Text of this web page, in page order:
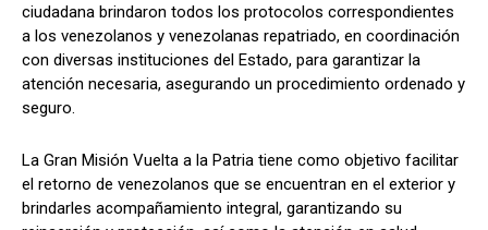
ciudadana brindaron todos los protocolos correspondientes
a los venezolanos y venezolanas repatriado, en coordinación
con diversas instituciones del Estado, para garantizar la
atención necesaria, asegurando un procedimiento ordenado y
seguro.
La Gran Misión Vuelta a la Patria tiene como objetivo facilitar
el retorno de venezolanos que se encuentran en el exterior y
brindarles acompañamiento integral, garantizando su